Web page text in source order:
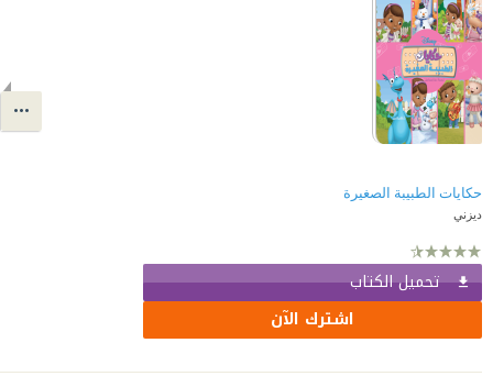
حكايات الطبيبة الصغيرة
ديزني
تحميل الكتاب
اشترك الآن